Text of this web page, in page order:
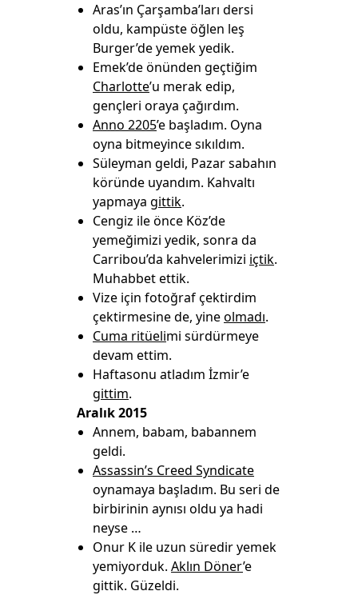
Aras’ın Çarşamba’ları dersi
oldu, kampüste öğlen leş
Burger’de yemek yedik.
Emek’de önünden geçtiğim
Charlotte’u merak edip,
gençleri oraya çağırdım.
Anno 2205’e başladım. Oyna
oyna bitmeyince sıkıldım.
Süleyman geldi, Pazar sabahın
köründe uyandım. Kahvaltı
yapmaya gittik.
Cengiz ile önce Köz’de
yemeğimizi yedik, sonra da
Carribou’da kahvelerimizi içtik.
Muhabbet ettik.
Vize için fotoğraf çektirdim
çektirmesine de, yineolmadı.
Cuma ritüelimi sürdürmeye
devam ettim.
Haftasonu atladım İzmir’e
gittim.
Aralık 2015
Annem, babam, babannem
geldi.
Assassin’s Creed Syndicate
oynamaya başladım. Bu seri de
birbirinin aynısı oldu ya hadi
neyse …
Onur K ile uzun süredir yemek
yemiyorduk. Aklın Döner’e
gittik. Güzeldi.